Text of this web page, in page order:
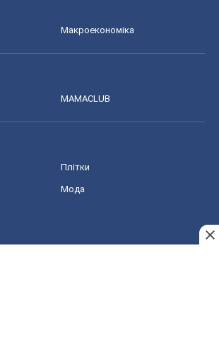
Макроекономіка
MAMACLUB
Плітки
Мода